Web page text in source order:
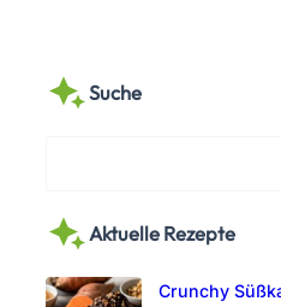
Suche
r
h
Aktuelle Rezepte
Crunchy